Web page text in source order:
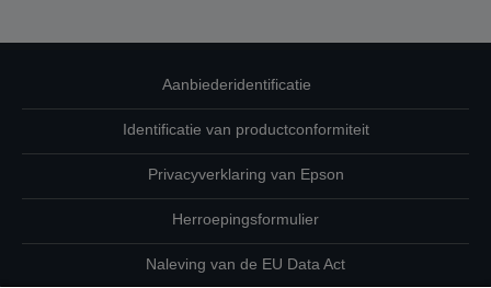
Aanbiederidentificatie
Identificatie van productconformiteit
Privacyverklaring van Epson
Herroepingsformulier
Naleving van de EU Data Act